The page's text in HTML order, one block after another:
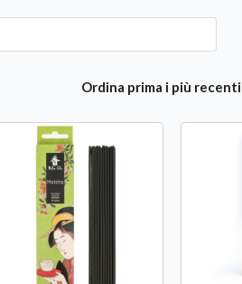
Ordina prima i più recenti